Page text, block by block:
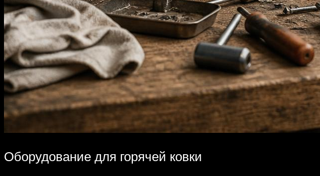
Оборудование для горячей ковки